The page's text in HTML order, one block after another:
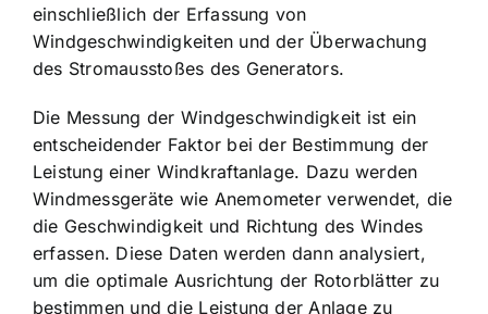
einschließlich der Erfassung von
Windgeschwindigkeiten und der Überwachung
des Stromausstoßes des Generators.
Die Messung der Windgeschwindigkeit ist ein
entscheidender Faktor bei der Bestimmung der
Leistung einer Windkraftanlage. Dazu werden
Windmessgeräte wie Anemometer verwendet, die
die Geschwindigkeit und Richtung des Windes
erfassen. Diese Daten werden dann analysiert,
um die optimale Ausrichtung der Rotorblätter zu
bestimmen und die Leistung der Anlage zu